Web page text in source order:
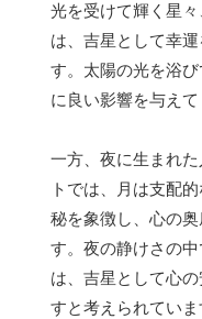
光を受けて輝く星
は、吉星として幸
す。太陽の光を浴
に良い影響を与えて
一方、夜に生まれ
トでは、月は支配
秘を象徴し、心の
す。夜の静けさの
は、吉星として心
すと考えられてい